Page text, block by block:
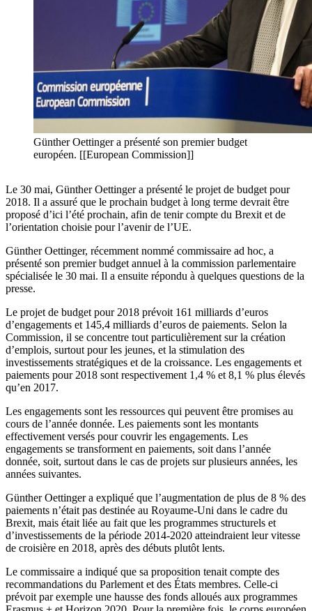
Günther Oettinger a présenté son premier budget
européen. [[European Commission]]
Le 30 mai, Günther Oettinger a présenté le projet de budget pour
2018. Il a assuré que le prochain budget à long terme devrait être
proposé d’ici l’été prochain, afin de tenir compte du Brexit et de
l’orientation choisie pour l’avenir de l’UE.
Günther Oettinger, récemment nommé commissaire ad hoc, a
présenté son premier budget annuel à la commission parlementaire
spécialisée le 30 mai. Il a ensuite répondu à quelques questions de la
presse.
Le projet de budget pour 2018 prévoit 161 milliards d’euros
d’engagements et 145,4 milliards d’euros de paiements. Selon la
Commission, il se concentre tout particulièrement sur la création
d’emplois, surtout pour les jeunes, et la stimulation des
investissements stratégiques et de la croissance. Les engagements et
paiements pour 2018 sont respectivement 1,4 % et 8,1 % plus élevés
qu’en 2017.
Les engagements sont les ressources qui peuvent être promises au
cours de l’année donnée. Les paiements sont les montants
effectivement versés pour couvrir les engagements. Les
engagements se transforment en paiements, soit dans l’année
donnée, soit, surtout dans le cas de projets sur plusieurs années, les
années suivantes.
Günther Oettinger a expliqué que l’augmentation de plus de 8 % des
paiements n’était pas destinée au Royaume-Uni dans le cadre du
Brexit, mais était liée au fait que les programmes structurels et
d’investissements de la période 2014-2020 atteindraient leur vitesse
de croisière en 2018, après des débuts plutôt lents.
Le commissaire a indiqué que sa proposition tenait compte des
recommandations du Parlement et des États membres. Celle-ci
prévoit par exemple une hausse des fonds alloués aux programmes